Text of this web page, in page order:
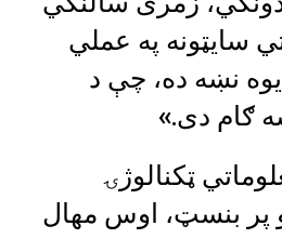
سایټونه په عملي
نښه ده، چې د
ګام دی.»
ټکنالوژۍ
پر بنسټ، اوس مهال